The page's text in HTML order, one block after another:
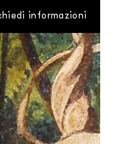
informazioni